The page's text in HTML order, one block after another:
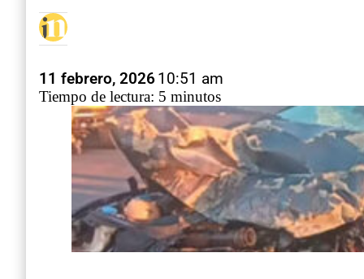
11 febrero, 202610:51 am
Tiempo de lectura: 5 minutos